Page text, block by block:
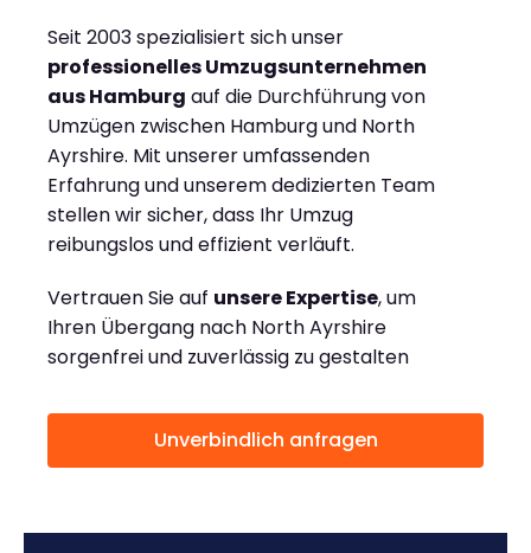
Seit 2003 spezialisiert sich unser
professionelles Umzugsunternehmen
aus Hamburg auf die Durchführung von
Umzügen zwischen Hamburg und North
Ayrshire. Mit unserer umfassenden
Erfahrung und unserem dedizierten Team
stellen wir sicher, dass Ihr Umzug
reibungslos und effizient verläuft.
Vertrauen Sie auf unsere Expertise, um
Ihren Übergang nach North Ayrshire
sorgenfrei und zuverlässig zu gestalten
Unverbindlich anfragen